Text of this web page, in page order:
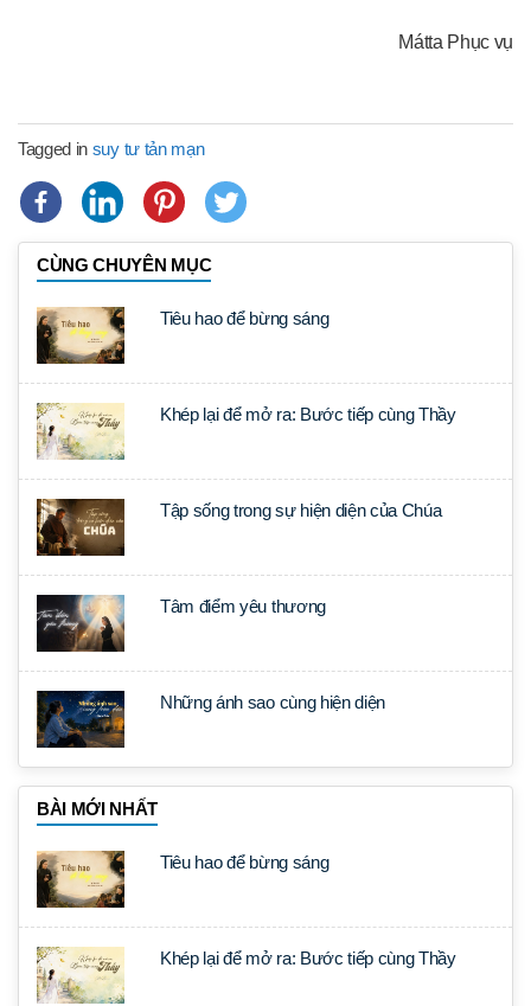
Mátta Phục vụ
Tagged in suy tư tản mạn
CÙNG CHUYÊN MỤC
Tiêu hao để bừng sáng
Khép lại để mở ra: Bước tiếp cùng Thầy
Tập sống trong sự hiện diện của Chúa
Tâm điểm yêu thương
Những ánh sao cùng hiện diện
BÀI MỚI NHẤT
Tiêu hao để bừng sáng
Khép lại để mở ra: Bước tiếp cùng Thầy